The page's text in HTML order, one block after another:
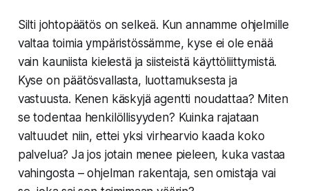
Silti johtopäätös on selkeä. Kun annamme ohjelmille
valtaa toimia ympäristössämme, kyse ei ole enää
vain kauniista kielestä ja siisteistä käyttöliittymistä.
Kyse on päätösvallasta, luottamuksesta ja
vastuusta. Kenen käskyjä agentti noudattaa? Miten
se todentaa henkilöllisyyden? Kuinka rajataan
valtuudet niin, ettei yksi virhearvio kaada koko
palvelua? Ja jos jotain menee pieleen, kuka vastaa
vahingosta – ohjelman rakentaja, sen omistaja vai